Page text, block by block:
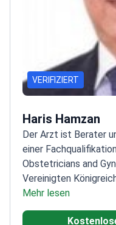
VERIFIZIERT
Haris Hamzan
Der Arzt ist Berater
einer
Obstetricians and
Vereinigten
Malaysia für In-vitro-
Mehr lesen